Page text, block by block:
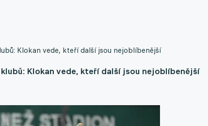
Klokan vede, kteří další jsou nejoblíbenější
Klokan vede, kteří další jsou nejoblíbenější